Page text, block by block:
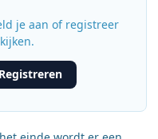
je aan of registreer
Registreren